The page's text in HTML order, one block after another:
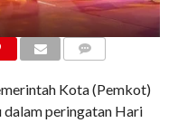
Kota (Pemkot)
peringatan Hari